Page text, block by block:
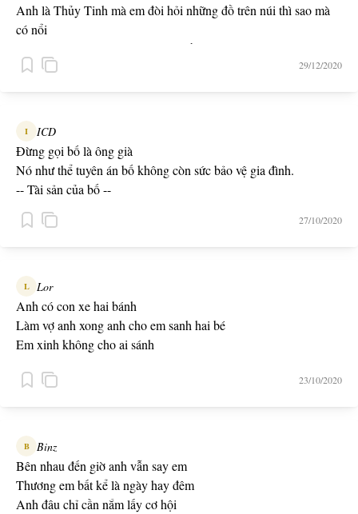
Anh là Thủy Tinh mà em đòi hỏi những đồ trên núi thì sao mà
có nổi
Anh và em ở 1 nơi khác có lẽ là điều lý tưởng
Chỉ có điều trong câu chuyện này thì người anh cần ko phải Mỵ
Họ chọn em là người tình nhưng chẳng ai sẽ chọn em làm vợ
Vì để chọn một người vợ thì sẽ còn nhiều yếu tố ngoài làm tình
-- Công chúa --
29/12/2020
I ICD
Đừng gọi bố là ông già
Nó như thể tuyên án bố không còn sức bảo vệ gia đình.
-- Tài sản của bố --
27/10/2020
L Lor
Anh có con xe hai bánh
Làm vợ anh xong anh cho em sanh hai bé
Em xinh không cho ai sánh
-- Yêu là phải nói --
23/10/2020
B Binz
Bên nhau đến giờ anh vẫn say em
Thương em bất kể là ngày hay đêm
Anh đâu chỉ cần nắm lấy cơ hội